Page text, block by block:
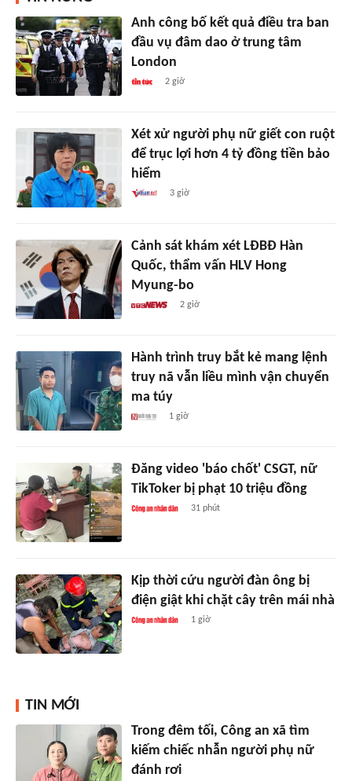
Anh công bố kết quả điều tra ban
đầu vụ đâm dao ở trung tâm
London
2 giờ
Xét xử người phụ nữ giết con ruột
để trục lợi hơn 4 tỷ đồng tiền bảo
hiểm
3 giờ
Cảnh sát khám xét LĐBĐ Hàn
Quốc, thẩm vấn HLV Hong
Myung-bo
2 giờ
Hành trình truy bắt kẻ mang lệnh
truy nã vẫn liều mình vận chuyển
ma túy
1 giờ
Đăng video 'báo chốt' CSGT, nữ
TikToker bị phạt 10 triệu đồng
31 phút
Kịp thời cứu người đàn ông bị
điện giật khi chặt cây trên mái nhà
1 giờ
TIN MỚI
Trong đêm tối, Công an xã tìm
kiếm chiếc nhẫn người phụ nữ
đánh rơi